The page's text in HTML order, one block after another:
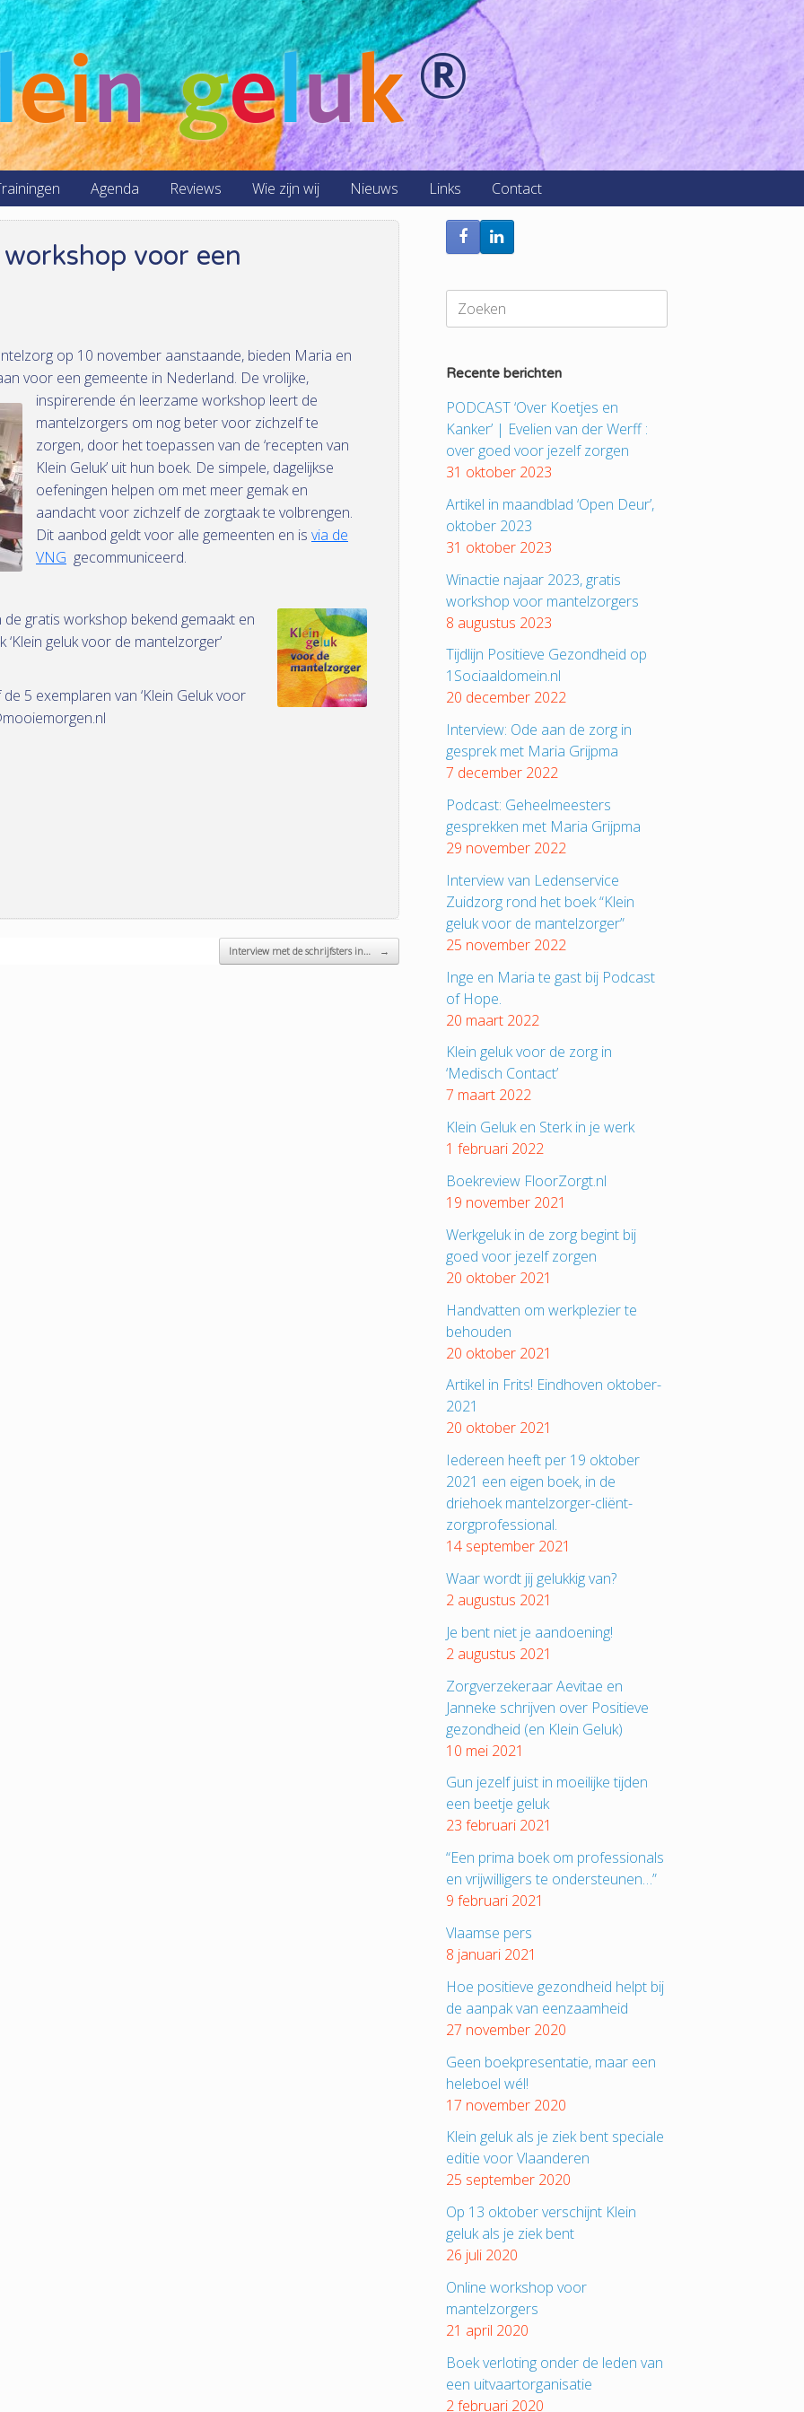
ein geluk®
Agenda Reviews Wie zijn wij Nieuws Links Contact
voor een
op 10 november aanstaande, bieden Maria en
voor een gemeente in Nederland. De vrolijke,
inspirerende én leerzame workshop leert de
mantelzorgers om nog beter voor zichzelf te
zorgen, door het toepassen van de ‘recepten van
Klein Geluk’ uit hun boek. De simpele, dagelijkse
oefeningen helpen om met meer gemak en
aandacht voor zichzelf de zorgtaak te volbrengen.
Dit aanbod geldt voor alle gemeenten en is via de
VNG gecommuniceerd.
gratis workshop bekend gemaakt en
geluk voor de mantelzorger’
5 exemplaren van ‘Klein Geluk voor
Interview met de schrijfsters in… →
Zoeken
naar:
Recente berichten
PODCAST ‘Over Koetjes en
Kanker’ | Evelien van der Werff :
over goed voor jezelf zorgen
31 oktober 2023
Artikel in maandblad ‘Open Deur’,
oktober 2023
31 oktober 2023
Winactie najaar 2023, gratis
workshop voor mantelzorgers
8 augustus 2023
Tijdlijn Positieve Gezondheid op
1Sociaaldomein.nl
20 december 2022
Interview: Ode aan de zorg in
gesprek met Maria Grijpma
7 december 2022
Podcast: Geheelmeesters
gesprekken met Maria Grijpma
29 november 2022
Interview van Ledenservice
Zuidzorg rond het boek “Klein
geluk voor de mantelzorger”
25 november 2022
Inge en Maria te gast bij Podcast
of Hope.
20 maart 2022
Klein geluk voor de zorg in
‘Medisch Contact’
7 maart 2022
Klein Geluk en Sterk in je werk
1 februari 2022
Boekreview FloorZorgt.nl
19 november 2021
Werkgeluk in de zorg begint bij
goed voor jezelf zorgen
20 oktober 2021
Handvatten om werkplezier te
behouden
20 oktober 2021
Artikel in Frits! Eindhoven oktober-
2021
20 oktober 2021
Iedereen heeft per 19 oktober
2021 een eigen boek, in de
driehoek mantelzorger-cliënt-
zorgprofessional.
14 september 2021
Waar wordt jij gelukkig van?
2 augustus 2021
Je bent niet je aandoening!
2 augustus 2021
Zorgverzekeraar Aevitae en
Janneke schrijven over Positieve
gezondheid (en Klein Geluk)
10 mei 2021
Gun jezelf juist in moeilijke tijden
een beetje geluk
23 februari 2021
“Een prima boek om professionals
en vrijwilligers te ondersteunen…”
9 februari 2021
Vlaamse pers
8 januari 2021
Hoe positieve gezondheid helpt bij
de aanpak van eenzaamheid
27 november 2020
Geen boekpresentatie, maar een
heleboel wél!
17 november 2020
Klein geluk als je ziek bent speciale
editie voor Vlaanderen
25 september 2020
Op 13 oktober verschijnt Klein
geluk als je ziek bent
26 juli 2020
Online workshop voor
mantelzorgers
21 april 2020
Boek verloting onder de leden van
een uitvaartorganisatie
2 februari 2020